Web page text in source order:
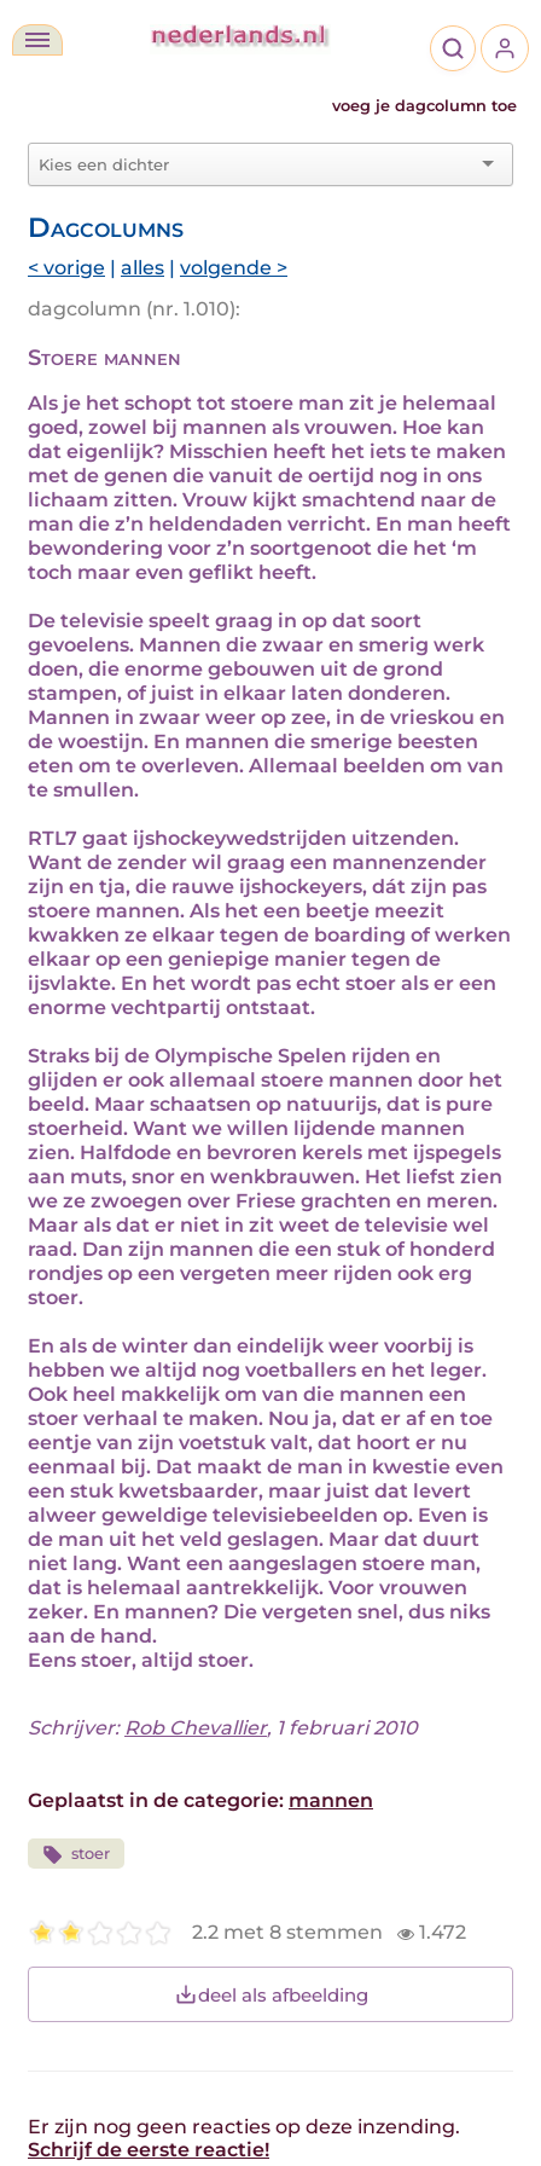
voeg je dagcolumn toe
Dagcolumns
< vorige | alles | volgende >
dagcolumn (nr. 1.010):
Stoere mannen
Als je het schopt tot stoere man zit je helemaal
goed, zowel bij mannen als vrouwen. Hoe kan
dat eigenlijk? Misschien heeft het iets te maken
met de genen die vanuit de oertijd nog in ons
lichaam zitten. Vrouw kijkt smachtend naar de
man die z’n heldendaden verricht. En man heeft
bewondering voor z’n soortgenoot die het ‘m
toch maar even geflikt heeft.
De televisie speelt graag in op dat soort
gevoelens. Mannen die zwaar en smerig werk
doen, die enorme gebouwen uit de grond
stampen, of juist in elkaar laten donderen.
Mannen in zwaar weer op zee, in de vrieskou en
de woestijn. En mannen die smerige beesten
eten om te overleven. Allemaal beelden om van
te smullen.
RTL7 gaat ijshockeywedstrijden uitzenden.
Want de zender wil graag een mannenzender
zijn en tja, die rauwe ijshockeyers, dát zijn pas
stoere mannen. Als het een beetje meezit
kwakken ze elkaar tegen de boarding of werken
elkaar op een geniepige manier tegen de
ijsvlakte. En het wordt pas echt stoer als er een
enorme vechtpartij ontstaat.
Straks bij de Olympische Spelen rijden en
glijden er ook allemaal stoere mannen door het
beeld. Maar schaatsen op natuurijs, dat is pure
stoerheid. Want we willen lijdende mannen
zien. Halfdode en bevroren kerels met ijspegels
aan muts, snor en wenkbrauwen. Het liefst zien
we ze zwoegen over Friese grachten en meren.
Maar als dat er niet in zit weet de televisie wel
raad. Dan zijn mannen die een stuk of honderd
rondjes op een vergeten meer rijden ook erg
stoer.
En als de winter dan eindelijk weer voorbij is
hebben we altijd nog voetballers en het leger.
Ook heel makkelijk om van die mannen een
stoer verhaal te maken. Nou ja, dat er af en toe
eentje van zijn voetstuk valt, dat hoort er nu
eenmaal bij. Dat maakt de man in kwestie even
een stuk kwetsbaarder, maar juist dat levert
alweer geweldige televisiebeelden op. Even is
de man uit het veld geslagen. Maar dat duurt
niet lang. Want een aangeslagen stoere man,
dat is helemaal aantrekkelijk. Voor vrouwen
zeker. En mannen? Die vergeten snel, dus niks
aan de hand.
Eens stoer, altijd stoer.
Schrijver: Rob Chevallier, 1 februari 2010
Geplaatst in de categorie: mannen
stoer
2.2 met 8 stemmen 1.472
deel als afbeelding
Er zijn nog geen reacties op deze inzending.
Schrijf de eerste reactie!